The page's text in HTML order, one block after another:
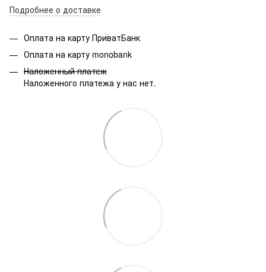
Подробнее о доставке
Оплата на карту ПриватБанк
Оплата на карту monobank
Наложенный платеж
Наложенного платежа у нас нет.